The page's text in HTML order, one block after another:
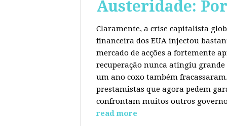
Austeridade:
Claramente, a crise capitalista
financeira dos EUA injectou
mercado de acções a fortemente
recuperação nunca atingiu
um ano coxo também
prestamistas que agora pedem
confrontam muitos outros
read more